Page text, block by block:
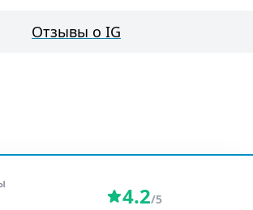
Отзывы о IG
4.2/5